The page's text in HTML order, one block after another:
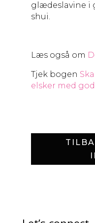
glædeslavine i
shui.
Læs også om
Tjek bogen
elsker med